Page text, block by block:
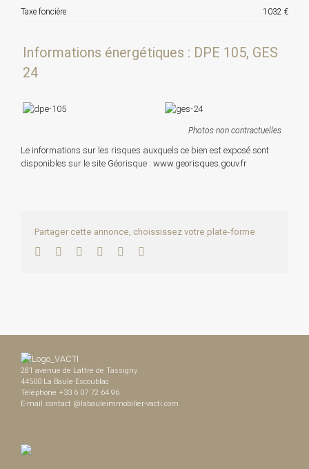
Taxe foncière 1032 €
Informations énergétiques : DPE 105, GES
24
Photos non contractuelles
Le informations sur les risques auxquels ce bien est exposé sont
disponibles sur le site Géorisque : www.georisques.gouv.fr
Partager cette annonce, choississez votre plate-forme
Facebook
TwitterLinkedInWhatsApp
Pinterest
281 avenue de Lattre de Tassigny
44500 La Baule Escoublac
Téléphone +33 6 07 72 64 96
E-mail :contact @labauleimmobilier-vacti.com